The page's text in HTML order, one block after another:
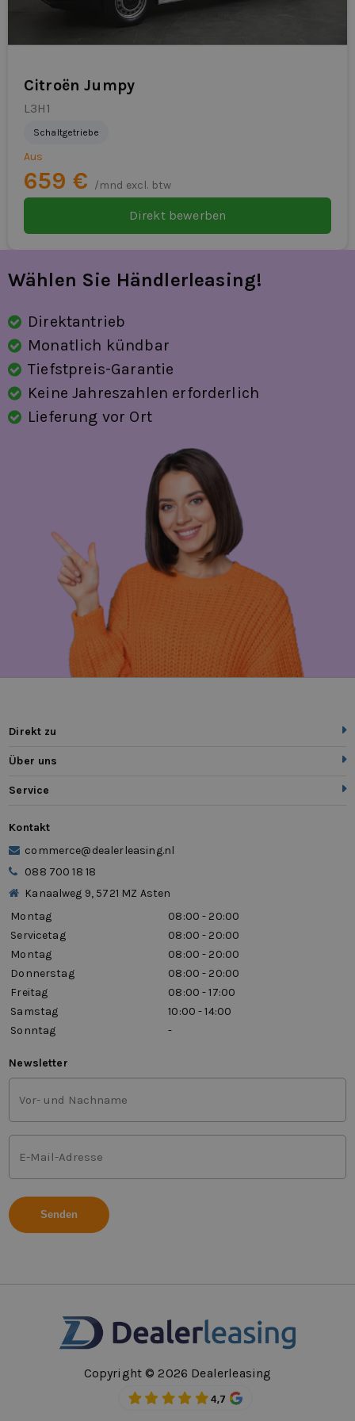
maximaler Flexibilität losfahren.
Citroën Jumpy
L3H1
Schaltgetriebe
Aus
659 € /mnd excl. btw
Direkt bewerben
Wählen Sie Händlerleasing!
Direktantrieb
Monatlich kündbar
Tiefstpreis-Garantie
Keine Jahreszahlen erforderlich
Lieferung vor Ort
Direkt zu
Über uns
Service
Kontakt
commerce@dealerleasing.nl
088 700 18 18
Kanaalweg 9, 5721 MZ Asten
Montag
08:00 - 20:00
Servicetag
08:00 - 20:00
Montag
08:00 - 20:00
Donnerstag
08:00 - 20:00
Freitag
08:00 - 17:00
Samstag
10:00 - 14:00
Sonntag
-
Newsletter
Vor-
und
Nachname
(Erforderlich)
E-
Mail-
Adresse
(Erforderlich)
Copyright © 2026 Dealerleasing